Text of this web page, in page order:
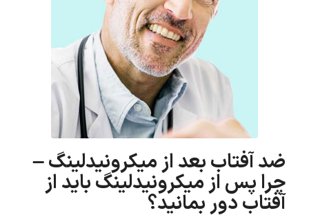
ضد آفتاب بعد از میکرونیدلینگ –
چرا پس از میکرونیدلینگ باید از
آفتاب دور بمانید؟